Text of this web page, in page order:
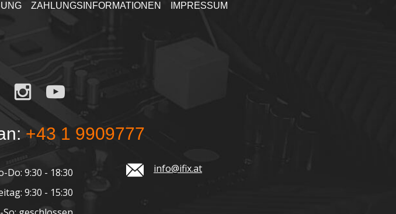
ZAHLUNGSINFORMATIONEN IMPRESSUM
+43 1 9909777
Do: 9:30 - 18:30
9:30 - 15:30
info@ifix.at